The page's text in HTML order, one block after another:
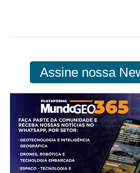
Assine nossa